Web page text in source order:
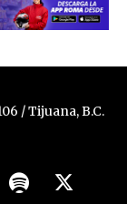
/ Tijuana, B.C.